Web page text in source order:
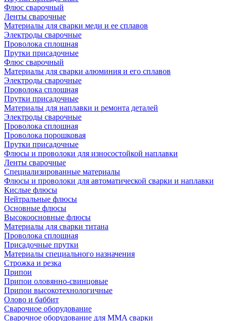
Флюс сварочный
Ленты сварочные
Материалы для сварки меди и ее сплавов
Электроды сварочные
Проволока сплошная
Прутки присадочные
Флюс сварочный
Материалы для сварки алюминия и его сплавов
Электроды сварочные
Проволока сплошная
Прутки присадочные
Материалы для наплавки и ремонта деталей
Электроды сварочные
Проволока сплошная
Проволока порошковая
Прутки присадочные
Флюсы и проволоки для износостойкой наплавки
Ленты сварочные
Специализированные материалы
Флюсы и проволоки для автоматической сварки и наплавки
Кислые флюсы
Нейтральные флюсы
Основные флюсы
Высокоосновные флюсы
Материалы для сварки титана
Проволока сплошная
Присадочные прутки
Материалы специального назначения
Строжка и резка
Припои
Припои оловянно-свинцовые
Припои высокотехнологичные
Олово и баббит
Сварочное оборудование
Сварочное оборудование для MMA сварки